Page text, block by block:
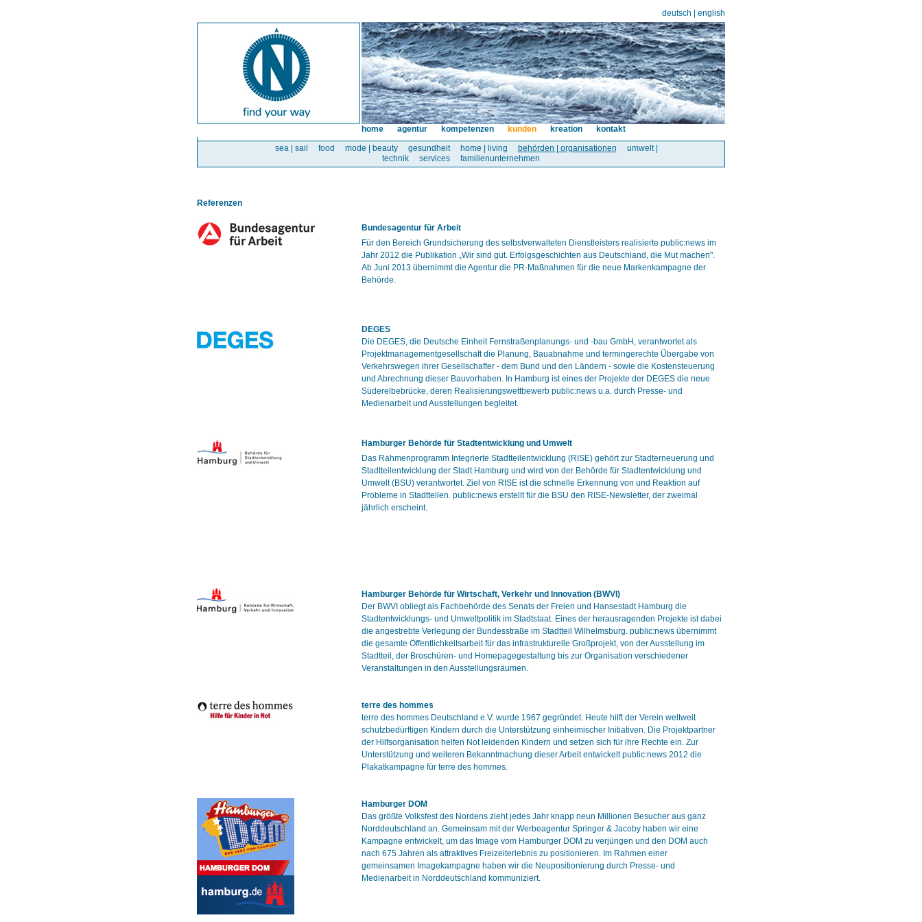
sea | sail food mode | beauty gesundheit home | living behörden | organisationen
umwelt |
technik
services familienunternehmen
deutsch english
home agentur kompetenzen kunden kreation kontakt
Referenzen
Bundesagentur für Arbeit
Für den Bereich Grundsicherung des selbstverwalteten Dienstleisters realisierte public:news im
Jahr 2012 die Publikation „Wir sind gut. Erfolgsgeschichten aus Deutschland, die Mut machen".
Ab Juni 2013 übernimmt die Agentur die PR-Maßnahmen für die neue Markenkampagne der
Behörde.
DEGES
Die DEGES, die Deutsche Einheit Fernstraßenplanungs- und -bau GmbH, verantwortet als
Projektmanagementgesellschaft die Planung, Bauabnahme und termingerechte Übergabe von
Verkehrswegen ihrer Gesellschafter - dem Bund und den Ländern - sowie die Kostensteuerung
und Abrechnung dieser Bauvorhaben. In Hamburg ist eines der Projekte der DEGES die neue
Süderelbebrücke, deren Realisierungswettbewerb public:news u.a. durch Presse- und
Medienarbeit und Ausstellungen begleitet.
Hamburger Behörde für Stadtentwicklung und Umwelt
Das Rahmenprogramm Integrierte Stadtteilentwicklung (RISE) gehört zur Stadterneuerung und
Stadtteilentwicklung der Stadt Hamburg und wird von der Behörde für Stadtentwicklung und
Umwelt (BSU) verantwortet. Ziel von RISE ist die schnelle Erkennung von und Reaktion auf
Probleme in Stadtteilen. public:news erstellt für die BSU den RISE-Newsletter, der zweimal
jährlich erscheint.
Hamburger Behörde für Wirtschaft, Verkehr und Innovation (BWVI)
Der BWVI obliegt als Fachbehörde des Senats der Freien und Hansestadt Hamburg die
Stadtentwicklungs- und Umweltpolitik im Stadtstaat. Eines der herausragenden Projekte ist dabei
die angestrebte Verlegung der Bundesstraße im Stadtteil Wilhelmsburg. public:news übernimmt
die gesamte Öffentlichkeitsarbeit für das infrastrukturelle Großprojekt, von der Ausstellung im
Stadtteil, der Broschüren- und Homepagegestaltung bis zur Organisation verschiedener
Veranstaltungen in den Ausstellungsräumen.
terre des hommes
terre des hommes Deutschland e.V. wurde 1967 gegründet. Heute hilft der Verein weltweit
schutzbedürftigen Kindern durch die Unterstützung einheimischer Initiativen. Die Projektpartner
der Hilfsorganisation helfen Not leidenden Kindern und setzen sich für ihre Rechte ein. Zur
Unterstützung und weiteren Bekanntmachung dieser Arbeit entwickelt public:news 2012 die
Plakatkampagne für terre des hommes.
Hamburger DOM
Das größte Volksfest des Nordens zieht jedes Jahr knapp neun Millionen Besucher aus ganz
Norddeutschland an. Gemeinsam mit der Werbeagentur Springer & Jacoby haben wir eine
Kampagne entwickelt, um das Image vom Hamburger DOM zu verjüngen und den DOM auch
nach 675 Jahren als attraktives Freizeiterlebnis zu positionieren. Im Rahmen einer
gemeinsamen Imagekampagne haben wir die Neupositionierung durch Presse- und
Medienarbeit in Norddeutschland kommuniziert.